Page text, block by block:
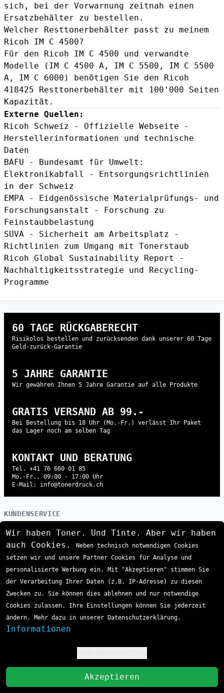
sich, bei der Vorwarnung zeitnah einen
Ersatzbehälter zu bestellen.
Welcher Resttonerbehälter passt zu meinem
Ricoh IM C 4500?
Für den Ricoh IM C 4500 und verwandte
Modelle (IM C 4500 A, IM C 5500, IM C 5500
A, IM C 6000) benötigen Sie den Ricoh
418425 Resttonerbehälter mit 100'000 Seiten
Kapazität.
Externe Quellen:
Ricoh Schweiz - Offizielle Webseite -
Herstellerinformationen und technische
Daten
BAFU - Bundesamt für Umwelt:
Elektronikabfall
- Entsorgungsrichtlinien
in der Schweiz
EMPA - Eidgenössische Materialprüfungs- und
Forschungsanstalt
- Forschung zu
Feinstaubbelastung
SUVA - Sicherheit am Arbeitsplatz -
Richtlinien zum Umgang mit Tonerstaub
Ricoh Global Sustainability Report
-
Nachhaltigkeitsstrategie und Recycling-
Programme
60 TAGE RÜCKGABERECHT
Risikolos bestellen und zurücksenden dank unserer 60 Tage
Geld-zurück-Garantie
5 JAHRE GARANTIE
Wir gewähren Ihnen 5 Jahre Garantie auf alle Produkte
GRATIS VERSAND AB 99.-
Bei Bestellung bis 18 Uhr (Mo.-Fr.) verlässt Ihr Paket
das Lager noch am selben Tag
KONTAKT UND BERATUNG
Tel. +41 76 660 01 85
Mo.-Fr., 09:00 - 17:00 Uhr
E-Mail: info@tonerdruck.ch
KUNDENSERVICE
Hilfe
Zahlung
Versand
Retoure
Erstattung
FAQ
UNTERNEHMEN
Über uns
Impressum
Datenschutzerklärung
AGB
Wir haben Toner. Und Tinte. Aber wir haben
auch Cookies.
Neben technisch notwendigen Cookies
setzen wir und unsere Partner Cookies für Analyse und
personalisierte Werbung ein. Mit "Akzeptieren" stimmen Sie
der Verarbeitung Ihrer Daten (z.B. IP-Adresse) zu diesen
Zwecken zu. Sie können dies ablehnen und nur notwendige
Cookies zulassen. Ihre Einstellungen können Sie jederzeit
ändern. Mehr dazu in unserer Datenschutzerklärung.
Informationen
Akzeptieren